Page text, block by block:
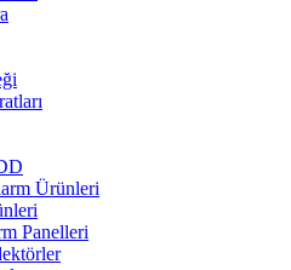
Ürünleri
Panelleri